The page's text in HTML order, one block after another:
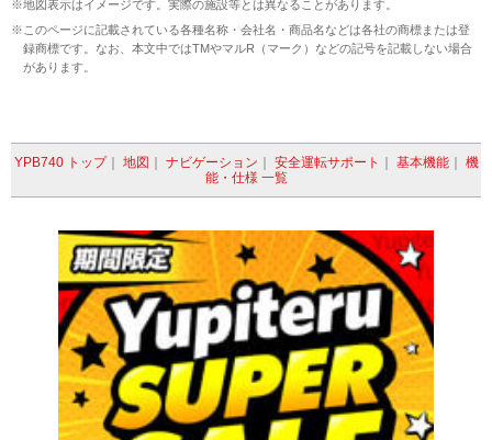
※地図表示はイメージです。実際の施設等とは異なることがあります。
※このページに記載されている各種名称・会社名・商品名などは各社の商標または登
録商標です。なお、本文中ではTMやマルR（マーク）などの記号を記載しない場合
があります。
YPB740 トップ｜ 地図 ｜ ナビゲーション ｜ 安全運転サポート ｜ 基本機能｜ 機
能・仕様 一覧